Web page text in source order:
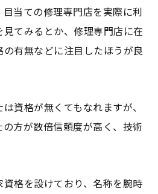
当ての修理専門店を実際に利
てみるとか、修理専門店に在
有無などに注目したほうが良
資格が無くてもなれますが、
方が数倍信頼度が高く、技術
格を設けており、名称を腕時